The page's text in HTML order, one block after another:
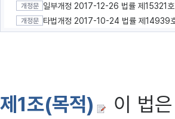
개정문 일부개정 2017-12-26 법률 제15321호
개정문 타법개정 2017-10-24 법률 제14939
제1조(목적)
이 법